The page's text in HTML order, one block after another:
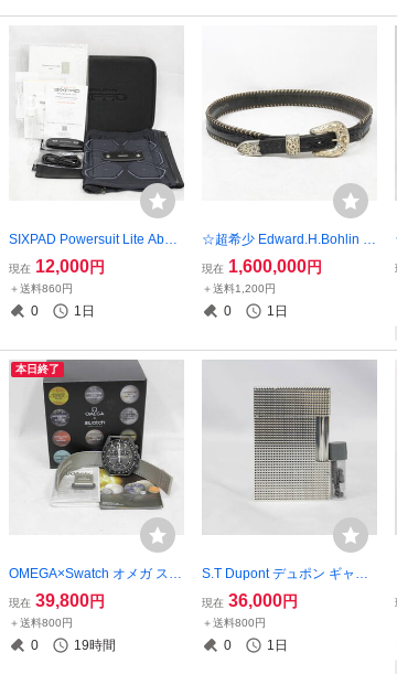
SIXPAD Powersuit Lite Abs
シックスパッド パワースー
ツライト アブズ Mサイズ SE
-AT00B-M/AM-CD00B-M SE-
AX00A/AM-CE00A 2412-K0
現在 12,000円
＋送料860円
0 1日
☆超希少 Edward.H.Bohlin エ
ドワードHボーリン ボーレン
925 18K ルビー FUNNY 35
クロコダイル カスタムレザ
ー K18 2507-K0054N27K(N
現在 1,600,000円
＋送料1,200円
0 1日
本日終了
OMEGA×Swatch オメガ スウ
ォッチ スピードマスター MI
SSION TO THE MERCURY
ミッショントゥザマーキュリ
ー 稼働品 現状品 2601-K039
現在 39,800円
＋送料800円
0 19時間
S.T Dupont デュポン ギャッ
ツビー ガスライター ローラ
ー シルバー 喫煙具 着火確認
済み フリント付属 喫煙グッ
ズ 現状品 2602-N0078M(NT)
現在 36,000円
＋送料800円
0 1日